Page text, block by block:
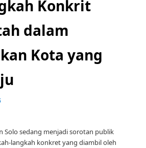
Konkrit
dalam
Kota yang
Solo sedang menjadi sorotan publik
langkah konkret yang diambil oleh